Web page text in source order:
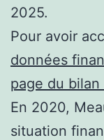
2025.
Pour avoir
données
page du
En 2020,
situation